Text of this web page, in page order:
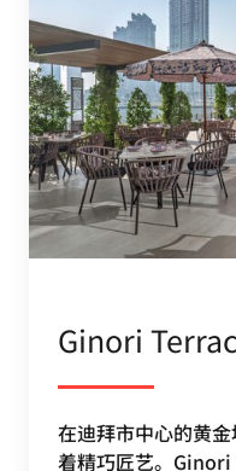
Ginori
在迪拜市中心的黄
着精巧匠艺。